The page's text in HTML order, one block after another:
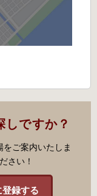
しですか？
ご案内いたしま
さい！
録する